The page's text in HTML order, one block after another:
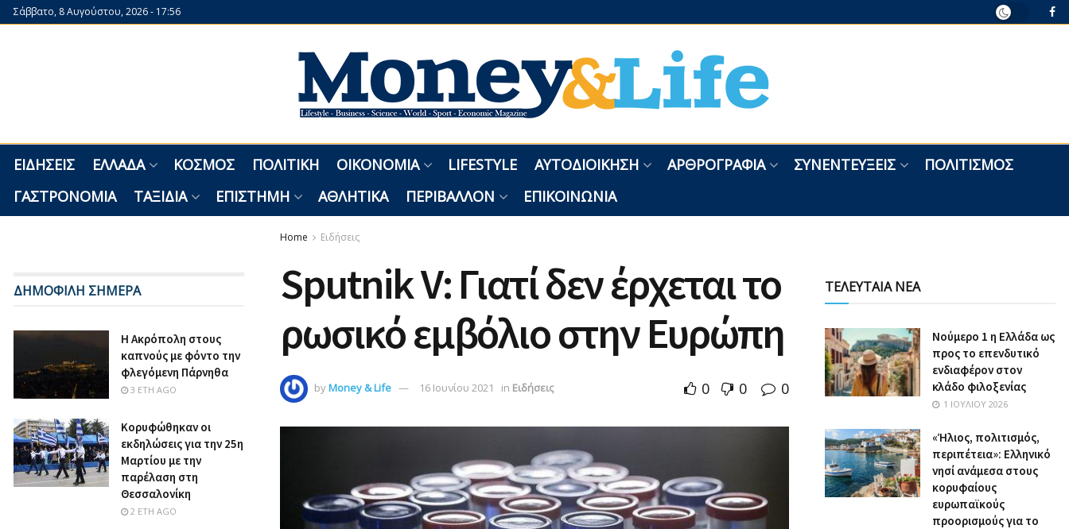
Σάββατο, 8 Αυγούστου, 2026 - 17:56
ΕΙΔΉΣΕΙΣ ΕΛΛΆΔΑ ΚΌΣΜΟΣ ΠΟΛΙΤΙΚΉ ΟΙΚΟΝΟΜΊΑ LIFESTYLE ΑΥΤΟΔΙΟΊΚΗΣΗ ΑΡΘΡΟΓΡΑΦΊΑ ΣΥΝΕΝΤΕΎΞΕΙΣ
ΠΟΛΙΤΙΣΜΌΣ
ΓΑΣΤΡΟΝΟΜΊΑ
ΤΑΞΊΔΙΑ ΕΠΙΣΤΉΜΗ ΑΘΛΗΤΙΚΆ ΠΕΡΙΒΆΛΛΟΝ ΕΠΙΚΟΙΝΩΝΊΑ
Home Ειδήσεις
Sputnik V: Γιατί δεν έρχεται το
ρωσικό εμβόλιο στην Ευρώπη
byMoney & Life 16 Ιουνίου 2021 in Ειδήσεις 0 0 0
ΔΗΜΟΦΙΛΗ ΣΗΜΕΡΑ
Η Ακρόπολη στους
καπνούς με φόντο την
φλεγόμενη Πάρνηθα
3 ΈΤΗ AGO
Κορυφώθηκαν οι
εκδηλώσεις για την 25η
Μαρτίου με την
παρέλαση στη
Θεσσαλονίκη
2 ΈΤΗ AGO
ΤΕΛΕΥΤΑΙΑ ΝΕΑ
Nούμερο 1 η Ελλάδα ως
προς το επενδυτικό
ενδιαφέρον στον
κλάδο φιλοξενίας
1 ΙΟΥΛΊΟΥ 2026
«Ήλιος, πολιτισμός,
περιπέτεια»: Ελληνικό
νησί ανάμεσα στους
κορυφαίους
ευρωπαϊκούς
προορισμούς για το